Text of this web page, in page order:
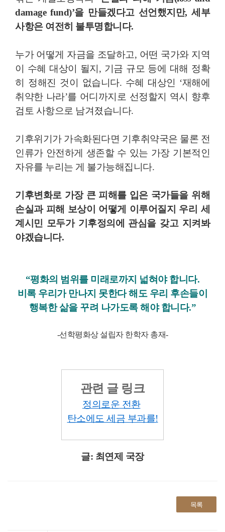
damage fund)’을 만들겠다고 선언했지만, 세부
사항은 여전히 불투명합니다.
누가 어떻게 자금을 조달하고, 어떤 국가와 지역
이 수혜 대상이 될지, 기금 규모 등에 대해 정확
히 정해진 것이 없습니다. 수혜 대상인 ‘재해에
취약한 나라’를 어디까지로 선정할지 역시 향후
검토 사항으로 남겨졌습니다.
기후위기가 가속화된다면 기후취약국은 물론 전
인류가 안전하게 생존할 수 있는 가장 기본적인
자유를 누리는 게 불가능해집니다.
기후변화로 가장 큰 피해를 입은 국가들을 위해
손실과 피해 보상이 어떻게 이루어질지 우리 세
계시민 모두가 기후정의에 관심을 갖고 지켜봐
야겠습니다.
“평화의 범위를 미래로까지 넓혀야 합니다.
비록 우리가 만나지 못한다 해도 우리 후손들이
행복한 삶을 꾸려 나가도록 해야 합니다.”
-선학평화상 설립자 한학자 총재-
관련 글 링크
정의로운 전환
탄소에도 세금 부과를!
글: 최연제 국장
목록